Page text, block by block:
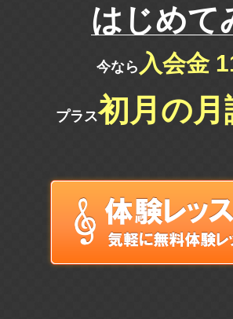
はじめて
今なら 入会金
プラス初月の月